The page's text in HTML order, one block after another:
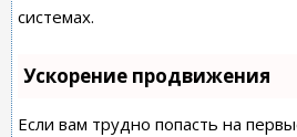
системах.
Ускорение продвижения
Если вам трудно попасть на